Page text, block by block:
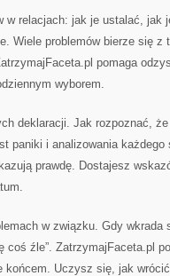
w relacjach: jak je ustalać, jak
Wiele problemów bierze się z
pomaga
wyborem.
deklaracji. Jak rozpoznać,
paniki i analizowania każdego
prawdę. Dostajesz
w związku. Gdy wkrada
coś źle”. ZatrzymajFaceta.pl
Uczysz się, jak